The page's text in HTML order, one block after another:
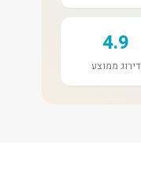
4.9
דירוג ממוצע